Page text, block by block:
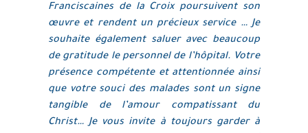
Franciscaines de la Croix poursuivent son
œuvre et rendent un précieux service … Je
souhaite également saluer avec beaucoup
de gratitude le personnel de l’hôpital. Votre
présence compétente et attentionnée ainsi
que votre souci des malades sont un signe
tangible de l’amour compatissant du
Christ… Je vous invite à toujours garder à